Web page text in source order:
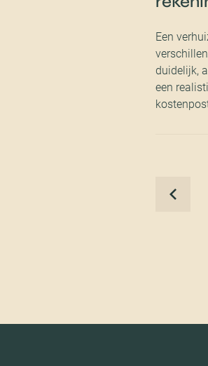
Een
duidelijk,
een